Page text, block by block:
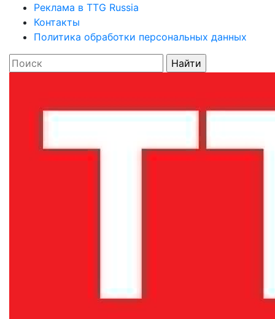
Реклама в TTG Russia
Контакты
Политика обработки персональных данных